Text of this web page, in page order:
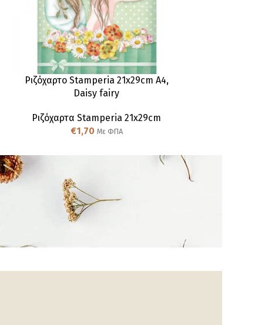
Ριζόχαρτο Stamperia 21x29cm A4,
Daisy fairy
Ριζόχαρτα Stamperia 21x29cm
€1,70 Με ΦΠΑ